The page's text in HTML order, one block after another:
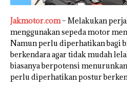
Jakmotor.com– Melakukan
menggunakan sepeda motor
Namun perlu diperhatikan bagi
berkendara agar tidak mudah
biasanya berpotensi
perlu diperhatikan postur